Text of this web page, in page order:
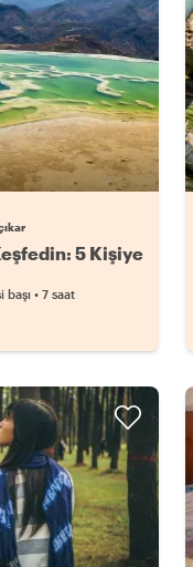
5 Kişiye
başı •7 saat